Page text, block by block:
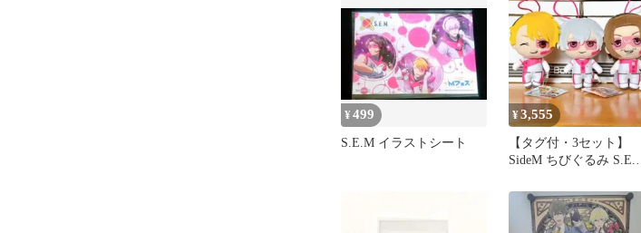
¥499
S.E.M イラストシート
¥3,555
【タグ付・3セット】
SideM ちびぐるみ S.E.M